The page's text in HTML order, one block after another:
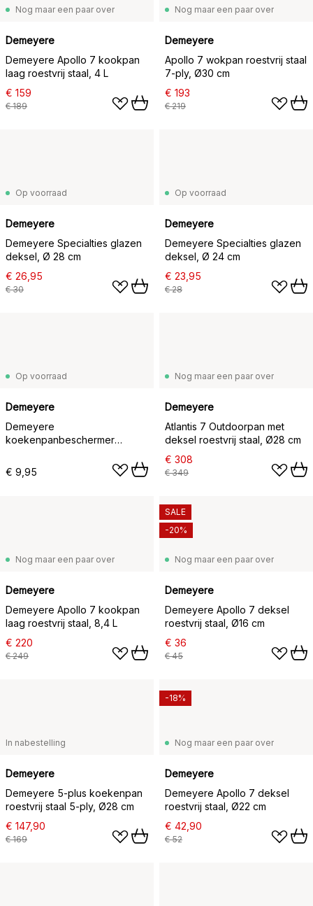
Nog maar een paar over
Demeyere
Demeyere Apollo 7 kookpan
laag roestvrij staal, 4 L
€ 159
€ 189
Nog maar een paar over
Demeyere
Apollo 7 wokpan roestvrij staal
7-ply, Ø30 cm
€ 193
€ 219
Op voorraad
Demeyere
Demeyere Specialties glazen
deksel, Ø 28 cm
€ 26,95
€ 30
Op voorraad
Demeyere
Demeyere Specialties glazen
deksel, Ø 24 cm
€ 23,95
€ 28
Op voorraad
Demeyere
Demeyere
koekenpanbeschermer
€ 9,95
Nog maar een paar over
Demeyere
Atlantis 7 Outdoorpan met
deksel roestvrij staal, Ø28 cm
€ 308
€ 349
Nog maar een paar over
Demeyere
Demeyere Apollo 7 kookpan
laag roestvrij staal, 8,4 L
€ 220
€ 249
Nog maar een paar over
Demeyere
Demeyere Apollo 7 deksel
roestvrij staal, Ø16 cm
€ 36
€ 45
SALE
-20%
In nabestelling
Demeyere
Demeyere 5-plus koekenpan
roestvrij staal 5-ply, Ø28 cm
€ 147,90
€ 169
Nog maar een paar over
Demeyere
Demeyere Apollo 7 deksel
roestvrij staal, Ø22 cm
€ 42,90
€ 52
-18%